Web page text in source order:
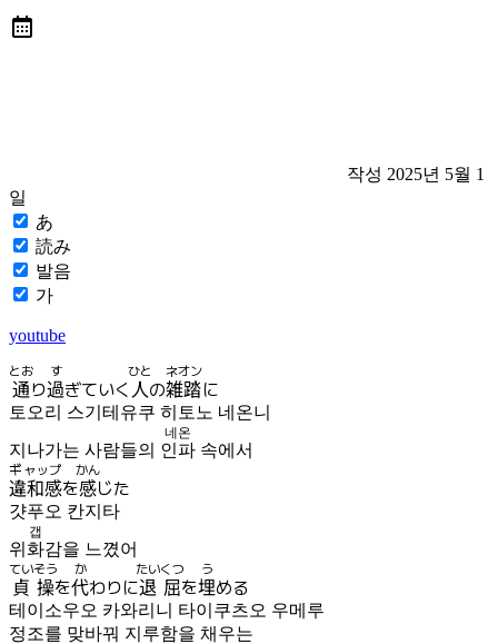
작성 2025년 5월 1
일
あ
読み
발음
가
youtube
通
とお
り過
す
ぎていく 人
ひと
の雑踏
ネオン
に
토오리 스기테유쿠 히토노 네온니
지나가는 사람들의 인파
네온
속에서
違和感
ギャップ
を感
かん
じた
걋푸오 칸지타
위화감
갭
을 느꼈어
貞操
ていそう
を代
か
わりに退屈
たいくつ
を埋
う
める
테이소우오 카와리니 타이쿠츠오 우메루
정조를 맞바꿔 지루함을 채우는